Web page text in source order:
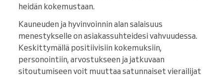
heidän kokemustaan.
Kauneuden ja hyvinvoinnin alan salaisuus
menestykselle on asiakassuhteidesi vahvuudessa.
Keskittymällä positiivisiin kokemuksiin,
personointiin, arvostukseen ja jatkuvaan
sitoutumiseen voit muuttaa satunnaiset vierailijat